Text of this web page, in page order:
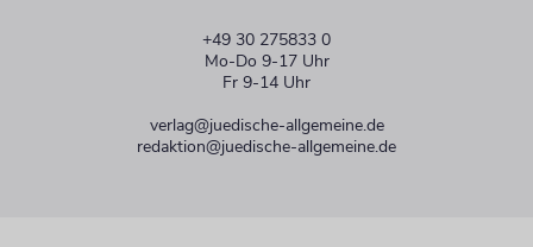
+49 30 275833 0
Mo-Do 9-17 Uhr
Fr 9-14 Uhr
verlag@juedische-allgemeine.de
redaktion@juedische-allgemeine.de